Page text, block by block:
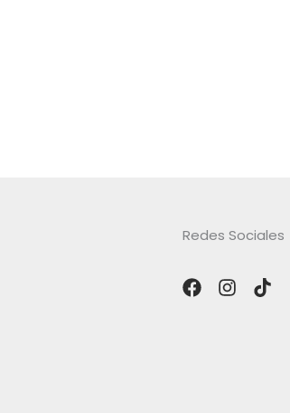
Redes Sociales